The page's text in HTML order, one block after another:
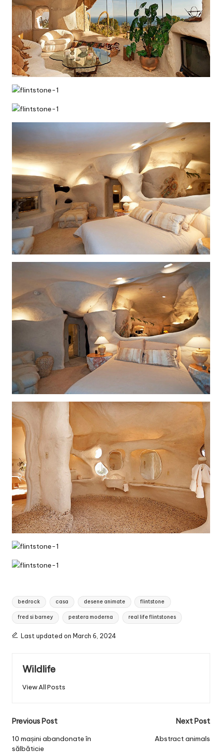
Tags:
bedrock casa desene animate flintstone
fred si barney pestera moderna real life flintstones
Last updated on March 6, 2024
Wildlife
View All Posts
Post
navigation
Previous Post
10 mașini abandonate în
sălbăticie
Next Post
Abstract animals